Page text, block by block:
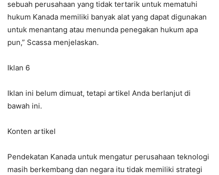
sebuah perusahaan yang tidak tertarik untuk mematuhi
hukum Kanada memiliki banyak alat yang dapat digunakan
untuk menantang atau menunda penegakan hukum apa
pun,” Scassa menjelaskan.
Iklan 6
Iklan ini belum dimuat, tetapi artikel Anda berlanjut di
bawah ini.
Konten artikel
Pendekatan Kanada untuk mengatur perusahaan teknologi
masih berkembang dan negara itu tidak memiliki strategi